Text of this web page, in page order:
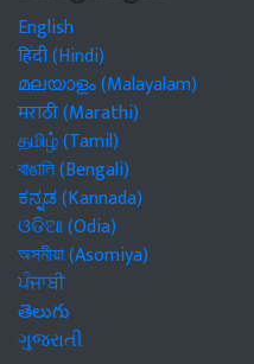
English
हिंदी (Hindi)
മലയാളം (Malayalam)
मराठी (Marathi)
தமிழ் (Tamil)
বাঙালি (Bengali)
ಕನ್ನಡ (Kannada)
ଓଡିଆ (Odia)
অসমীয়া (Asomiya)
ਪੰਜਾਬੀ
తెలుగు
ગુજરાતી